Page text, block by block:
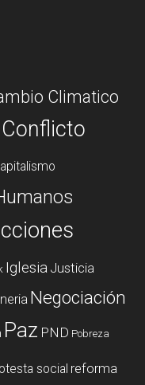
Climatico
Conflicto
Iglesia Justicia
Negociación
Paz PND Pobreza
social reforma